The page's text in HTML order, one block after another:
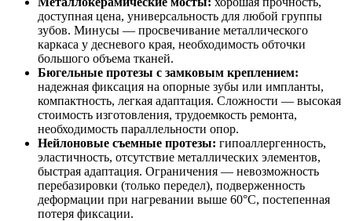
доступная цена, универсальность для любой группы
зубов. Минусы — просвечивание металлического
каркаса у десневого края, необходимость обточки
большого объема тканей.
Бюгельные протезы с замковым креплением:
надежная фиксация на опорные зубы или импланты,
компактность, легкая адаптация. Сложности — высокая
стоимость изготовления, трудоемкость ремонта,
необходимость параллельности опор.
Нейлоновые съемные протезы: гипоаллергенность,
эластичность, отсутствие металлических элементов,
быстрая адаптация. Ограничения — невозможность
перебазировки (только передел), подверженность
деформации при нагревании выше 60°C, постепенная
потеря фиксации.